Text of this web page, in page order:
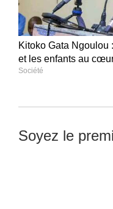
Kitoko Gata Ngoulou
et les enfants au
Société
Soyez le